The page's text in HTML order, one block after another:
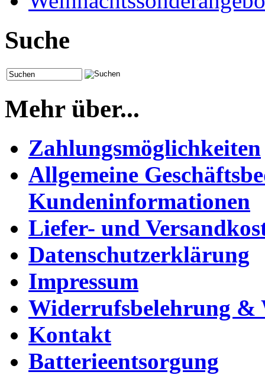
Suche
Mehr über...
Zahlungsmöglichkeiten
Allgemeine
Kundeninformationen
Liefer- und
Datenschutzerklärung
Impressum
Widerrufsbelehrung
Kontakt
Batterieentsorgung